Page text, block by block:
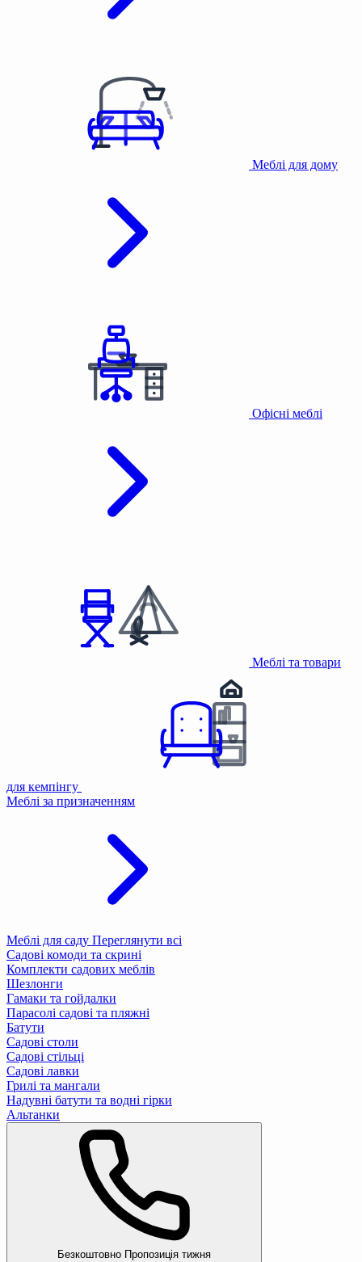
Меблі для дому
Офісні меблі
Меблі та товари
для кемпінгу
Меблі за призначенням
Меблі для саду Переглянути всі
Садові комоди та скрині
Комплекти садових меблів
Шезлонги
Гамаки та гойдалки
Парасолі садові та пляжні
Батути
Садові столи
Садові стільці
Садові лавки
Грилі та мангали
Надувні батути та водні гірки
Альтанки
Безкоштовно Пропозиція тижня